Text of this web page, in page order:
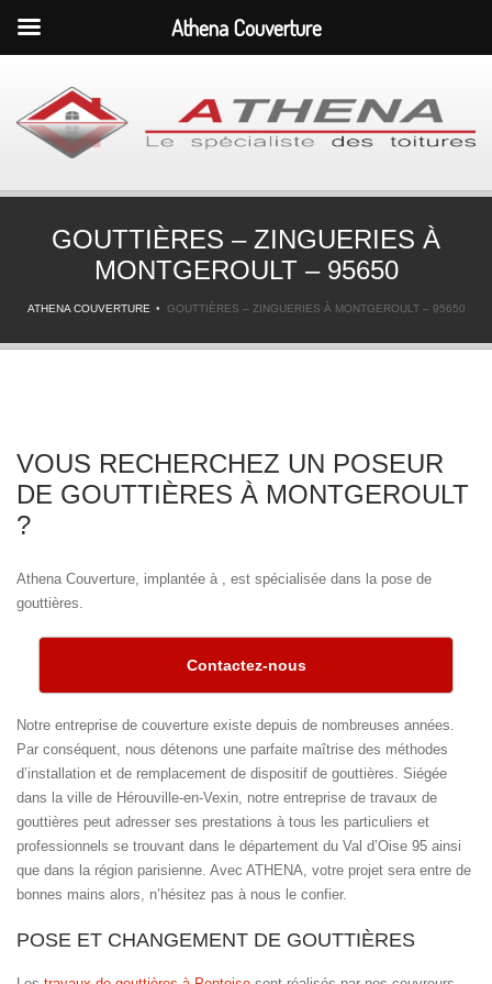
GOUTTIÈRES – ZINGUERIES À
MONTGEROULT – 95650
ATHENA COUVERTURE GOUTTIÈRES – ZINGUERIES À MONTGEROULT – 95650
VOUS RECHERCHEZ UN POSEUR
DE GOUTTIÈRES À MONTGEROULT
?
Athena Couverture, implantée à , est spécialisée dans la pose de
gouttières.
Contactez-nous
Notre entreprise de couverture existe depuis de nombreuses années.
Par conséquent, nous détenons une parfaite maîtrise des méthodes
d’installation et de remplacement de dispositif de gouttières. Siégée
dans la ville de Hérouville-en-Vexin, notre entreprise de travaux de
gouttières peut adresser ses prestations à tous les particuliers et
professionnels se trouvant dans le département du Val d’Oise 95 ainsi
que dans la région parisienne. Avec ATHENA, votre projet sera entre de
bonnes mains alors, n’hésitez pas à nous le confier.
POSE ET CHANGEMENT DE GOUTTIÈRES
Athena Couverture